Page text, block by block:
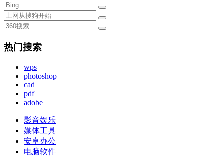
热门搜索
wps
photoshop
cad
pdf
adobe
影音娱乐
媒体工具
安卓办公
电脑软件